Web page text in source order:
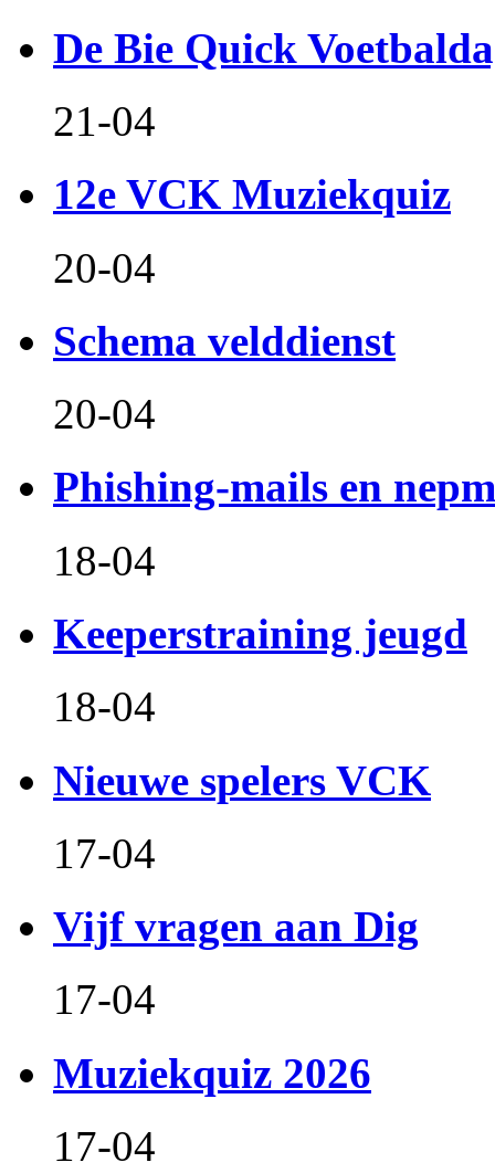
De Bie Quick
21-04
12e VCK Muziekquiz
20-04
Schema velddienst
20-04
Phishing-mails en
18-04
Keeperstraining jeugd
18-04
Nieuwe spelers VCK
17-04
Vijf vragen aan Dig
17-04
Muziekquiz 2026
17-04